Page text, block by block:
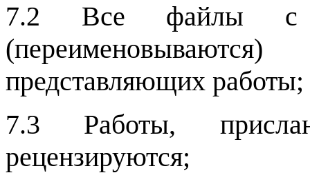
7.2 Все файлы с
представляющих работы;
7.3 Работы,
рецензируются;